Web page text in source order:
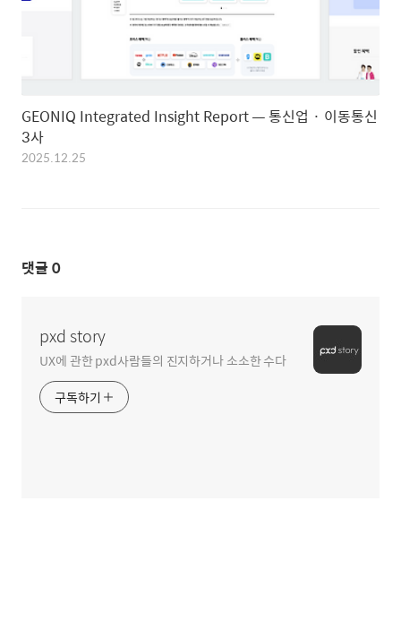
GEONIQ Integrated Insight Report — 통신업 · 이동통신
3사
2025.12.25
댓글 0
pxd story
UX에 관한 pxd사람들의 진지하거나 소소한 수다
구독하기